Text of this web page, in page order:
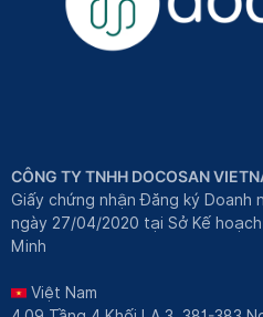
CÔNG TY TNHH DOCOSAN
Giấy chứng nhận Đăng ký Doanh
ngày 27/04/2020 tại Sở Kế
Minh
Việt Nam